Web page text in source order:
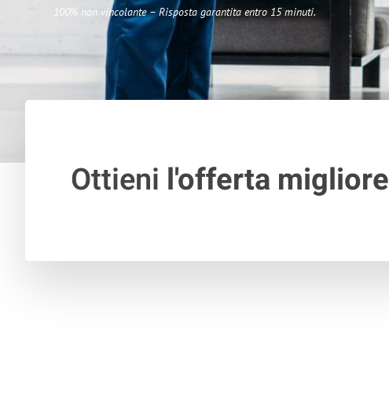
100% non vincolante – Risposta garantita entro 15 minuti.
Ottieni l'offerta migliore